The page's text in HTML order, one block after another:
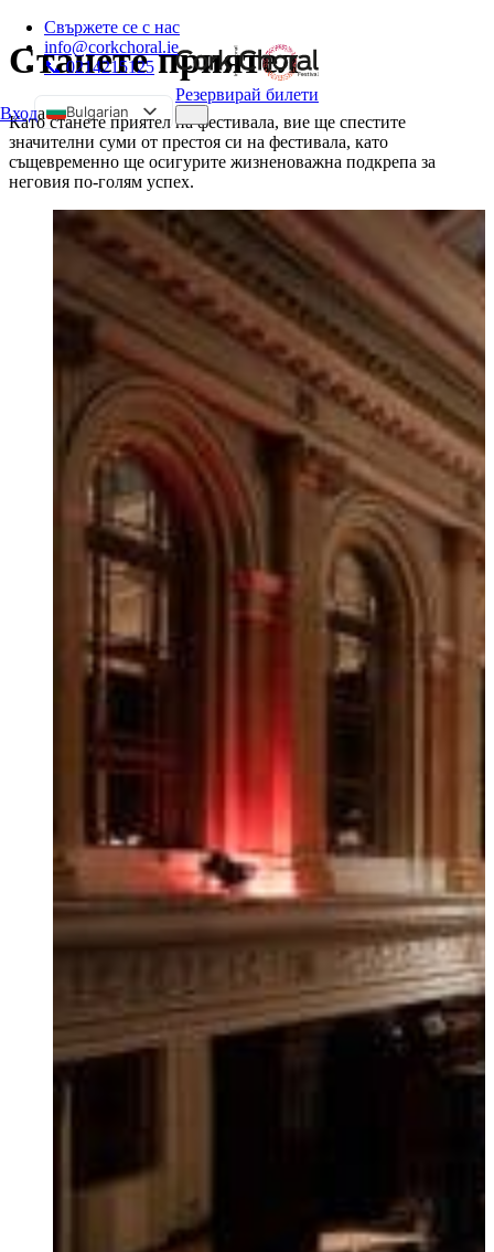
Свържете се с нас
info@corkchoral.ie
📞 0214215125
Входа
Bulgarian
English
Czech
Danish
German
Spanish
Estonian
French
Hungarian
Italian
Polish
Portuguese
Ukrainian
Резервирай билети
Станете приятел
Като станете приятел на фестивала, вие ще спестите
значителни суми от престоя си на фестивала, като
същевременно ще осигурите жизненоважна подкрепа за
неговия по-голям успех.